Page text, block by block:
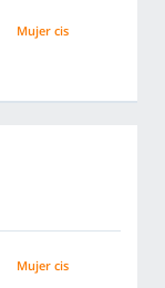
Mujer cis
Mujer cis